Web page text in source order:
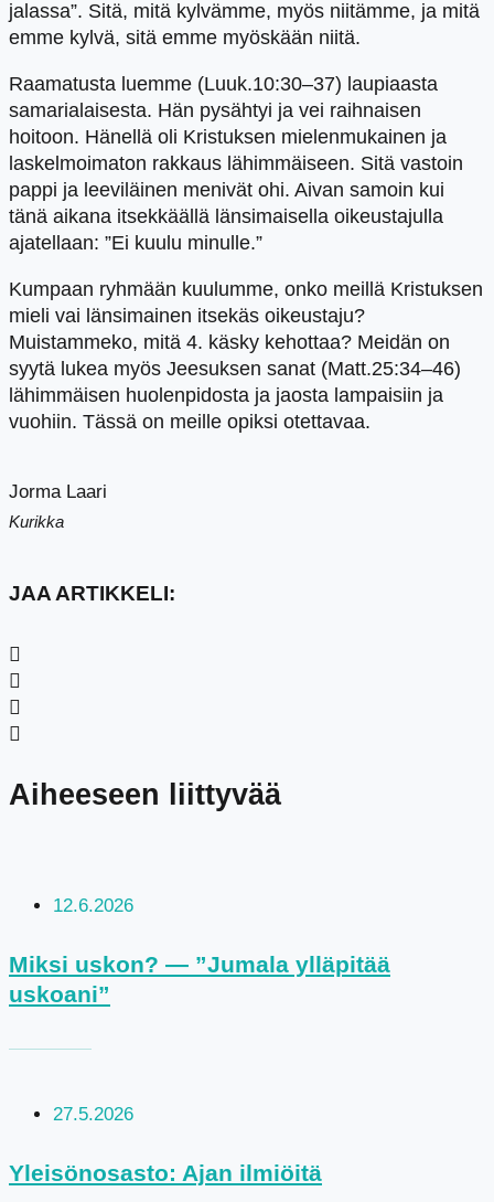
jalassa”. Sitä, mitä kylvämme, myös niitämme, ja mitä
emme kylvä, sitä emme myöskään niitä.
Raamatusta luemme (Luuk.10:30–37) laupiaasta
samarialaisesta. Hän pysähtyi ja vei raihnaisen
hoitoon. Hänellä oli Kristuksen mielenmukainen ja
laskelmoimaton rakkaus lähimmäiseen. Sitä vastoin
pappi ja leeviläinen menivät ohi. Aivan samoin kui
tänä aikana itsekkäällä länsimaisella oikeustajulla
ajatellaan: ”Ei kuulu minulle.”
Kumpaan ryhmään kuulumme, onko meillä Kristuksen
mieli vai länsimainen itsekäs oikeustaju?
Muistammeko, mitä 4. käsky kehottaa? Meidän on
syytä lukea myös Jeesuksen sanat (Matt.25:34–46)
lähimmäisen huolenpidosta ja jaosta lampaisiin ja
vuohiin. Tässä on meille opiksi otettavaa.
Jorma Laari
Kurikka
JAA ARTIKKELI:
Aiheeseen liittyvää
12.6.2026
Miksi uskon? — ”Jumala ylläpitää
uskoani”
27.5.2026
Yleisönosasto: Ajan ilmiöitä